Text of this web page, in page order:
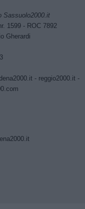
Sassuolo2000.it
1599 - ROC 7892
Gherardi
- reggio2000.it -